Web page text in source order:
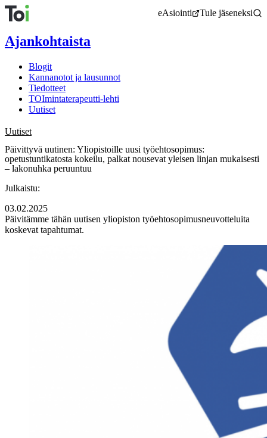
Siirry
sisältöön
eAsiointi Tule jäseneksi
Ajankohtaista
Blogit
Kannanotot ja lausunnot
Tiedotteet
TOImintaterapeutti-lehti
Uutiset
Uutiset
Päivittyvä uutinen: Yliopistoille uusi työehtosopimus:
opetustuntikatosta kokeilu, palkat nousevat yleisen linjan mukaisesti
– lakonuhka peruuntuu
Julkaistu:
03.02.2025
Päivitämme tähän uutisen yliopiston työehtosopimusneuvotteluita
koskevat tapahtumat.